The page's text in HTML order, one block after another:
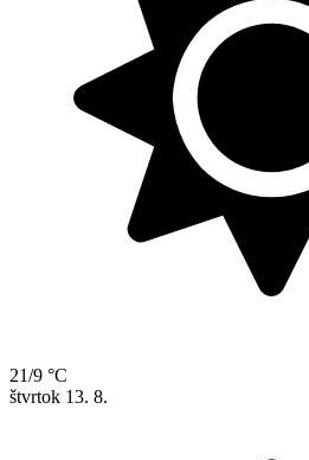
21/9 °C
štvrtok 13. 8.